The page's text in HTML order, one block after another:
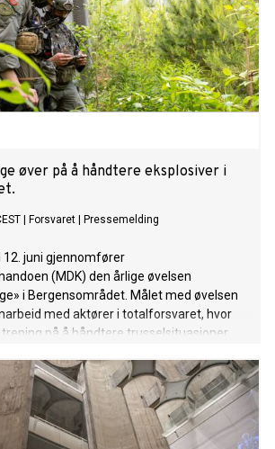
øver på å håndtere eksplosiver i
Forsvaret Pressemelding
12. juni gjennomfører
(MDK) den årlige øvelsen
i Bergensområdet. Målet med øvelsen
med aktører i totalforsvaret, hvor
på å håndtere trusselsituasjoner